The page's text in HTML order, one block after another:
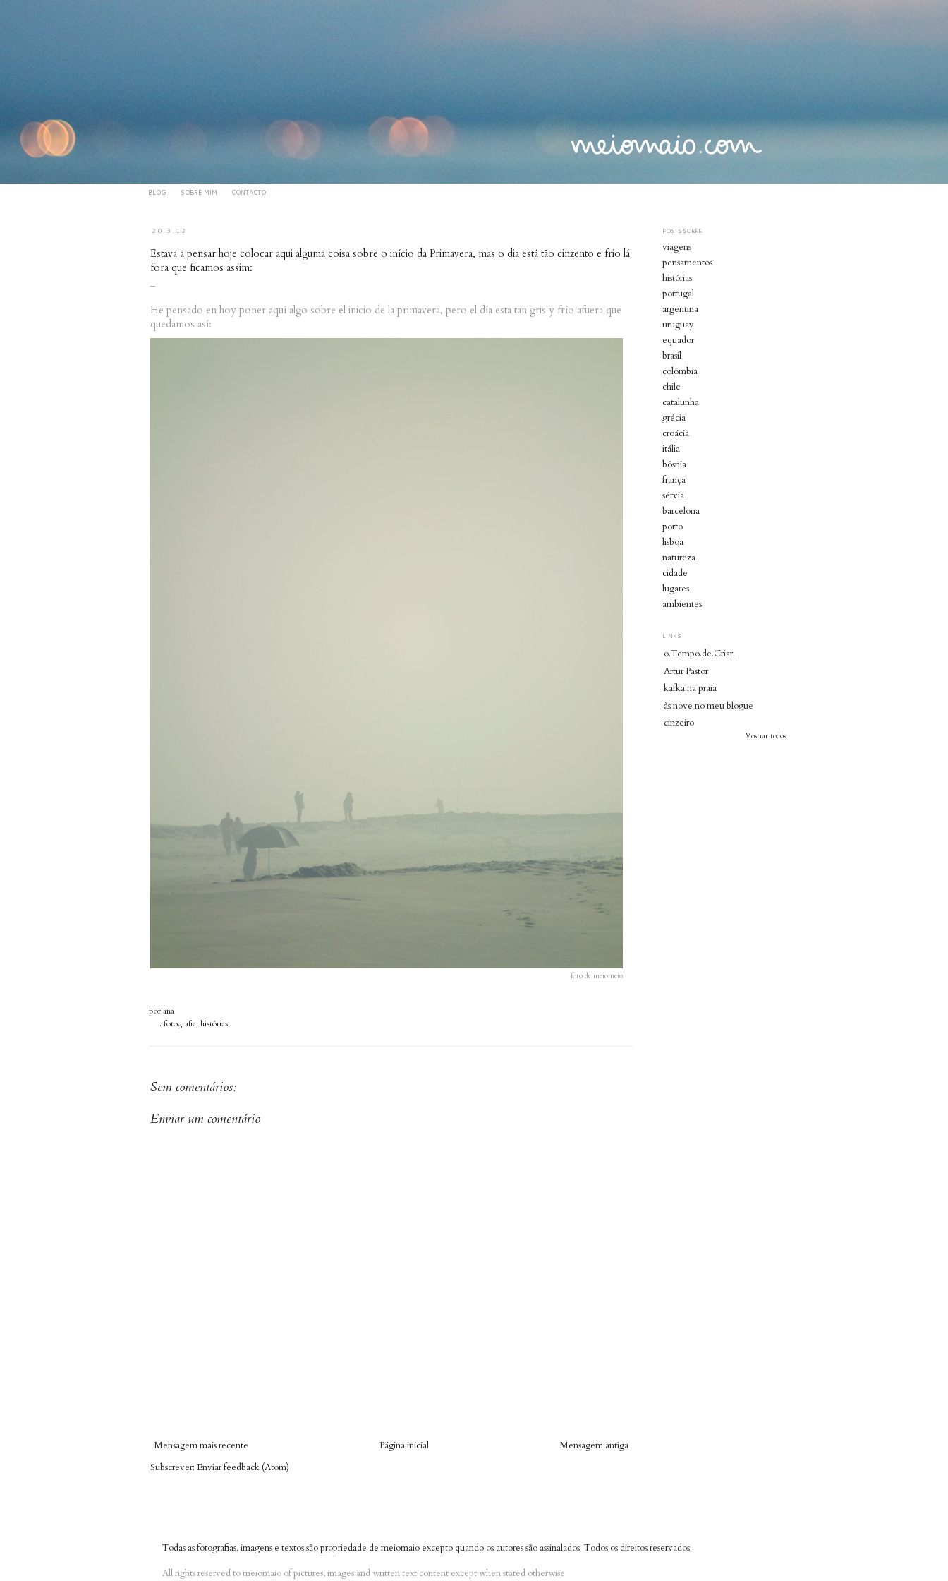
BLOG SOBRE MIM CONTACTO
20.3.12
Estava a pensar hoje colocar aqui alguma coisa sobre o início da Primavera, mas o dia está tão cinzento e frio lá
fora que ficamos assim:
He pensado en hoy poner aquí algo sobre el inicio de la primavera, pero el día esta tan gris y frío afuera que
quedamos así:
foto de meiomeio
porana
. fotografia, histórias
Sem comentários:
Enviar um comentário
Mensagem mais recente Mensagem antiga
Página inicial
Subscrever: Enviar feedback (Atom)
POSTS SOBRE
viagens
pensamentos
histórias
portugal
argentina
uruguay
equador
brasil
colômbia
chile
catalunha
grécia
croácia
itália
bósnia
frança
sérvia
barcelona
porto
lisboa
natureza
cidade
lugares
ambientes
LINKS
o.Tempo.de.Criar.
Artur Pastor
kafka na praia
às nove no meu blogue
cinzeiro
Mostrar todos
Todas as fotografias, imagens e textos são propriedade de meiomaio excepto quando os autores são assinalados. Todos os direitos reservados.
All rights reserved to meiomaio of pictures, images and written text content except when stated otherwise